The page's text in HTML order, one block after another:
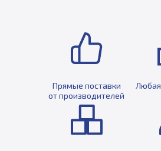
Прямые поставки
от производителей